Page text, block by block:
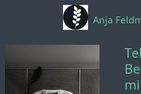
Anja